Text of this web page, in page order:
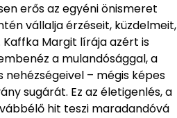
erős az egyéni önismeret
vállalja érzéseit, küzdelmeit,
Margit lírája azért is
a mulandósággal, a
nehézségeivel – mégis képes
sugárát. Ez az életigenlés, a
hit teszi maradandóvá